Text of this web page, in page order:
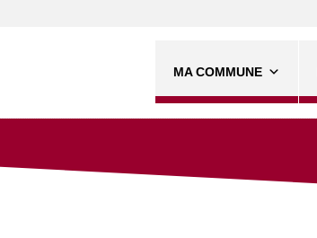
MA COMMUNE